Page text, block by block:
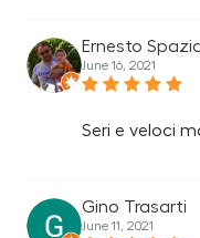
Ernesto
June 16, 2021
Seri e veloci
Gino Trasarti
June 11, 2021